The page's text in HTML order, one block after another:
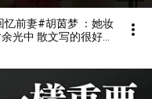
忆前妻#胡茵梦 ：她妆
光中 散文写的很好，
敖 #可凡倾听 FULL